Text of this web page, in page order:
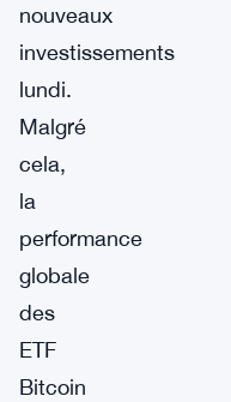
nouveaux
investissements
lundi.
Malgré
cela,
la
performance
globale
des
ETF
Bitcoin